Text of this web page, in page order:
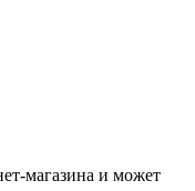
магазина и может